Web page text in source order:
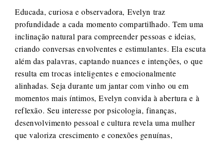
Educada, curiosa e observadora, Evelyn traz
profundidade a cada momento compartilhado. Tem uma
inclinação natural para compreender pessoas e ideias,
criando conversas envolventes e estimulantes. Ela escuta
além das palavras, captando nuances e intenções, o que
resulta em trocas inteligentes e emocionalmente
alinhadas. Seja durante um jantar com vinho ou em
momentos mais íntimos, Evelyn convida à abertura e à
reflexão. Seu interesse por psicologia, finanças,
desenvolvimento pessoal e cultura revela uma mulher
que valoriza crescimento e conexões genuínas,